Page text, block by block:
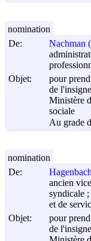
De:
Nachman
Objet:
pour
de l'insigne
Ministère
sociale
Au grade
nomination
De:
ancien
syndicale
et de
Objet:
pour
de l'insigne
nomination